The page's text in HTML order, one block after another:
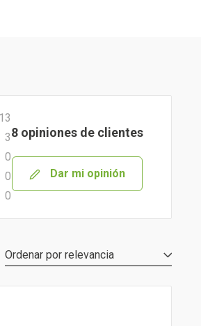
13
3
0
0
0
8 opiniones de clientes
Dar mi opinión
Ordenar por relevancia